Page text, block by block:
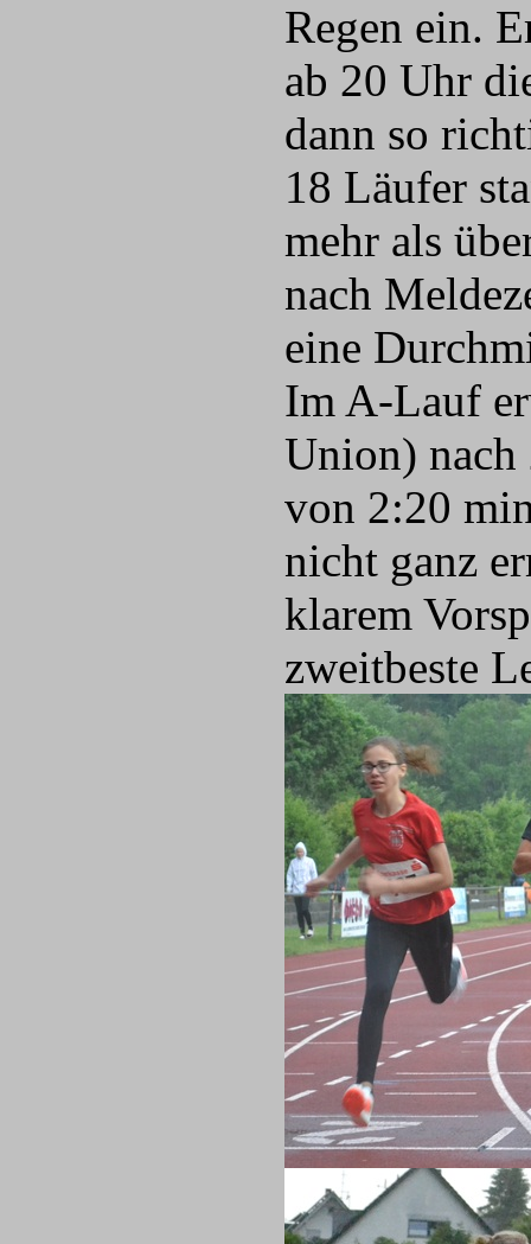
Regen ein.
ab 20 Uhr
dann so
18 Läufer
mehr als
nach
eine
Im A-Lauf
Union) nach
von 2:20
nicht ganz
klarem
zweitbeste